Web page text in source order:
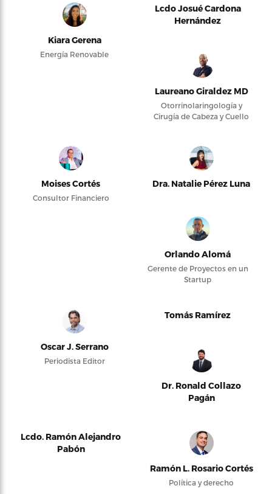
Kiara Gerena
Energía Renovable
Lcdo Josué Cardona
Hernández
Laureano Giraldez MD
Otorrinolaringología y
Cirugía de Cabeza y Cuello
Moises Cortés
Consultor Financiero
Dra. Natalie Pérez Luna
Orlando Alomá
Gerente de Proyectos en un
Startup
Oscar J. Serrano
Periodista Editor
Tomás Ramírez
Dr. Ronald Collazo
Pagán
Lcdo. Ramón Alejandro
Pabón
Ramón L. Rosario Cortés
Política y derecho